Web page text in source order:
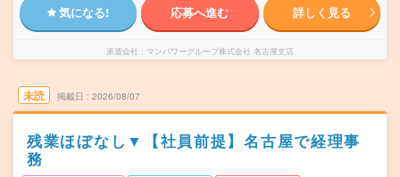
気になる! 応募へ進む 詳しく見る
派遣会社 マンパワーグループ株式会社 名古屋支店
未読 掲載日 2026/08/07
残業ほぼなし▼【社員前提】名古屋で経理事
務